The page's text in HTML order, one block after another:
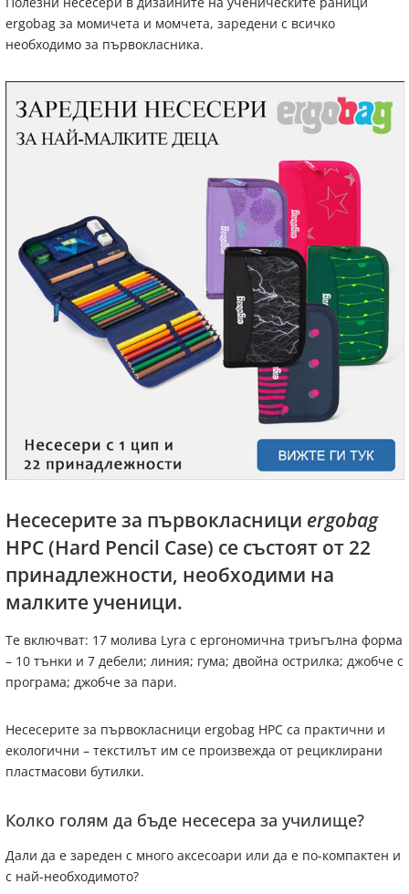
ergobag за момичета и момчета, заредени с всичко
необходимо за първокласника.
Несесерите за първокласници ergobag
HPC (Hard Pencil Case) се състоят от 22
принадлежности, необходими на
малките ученици.
Те включват: 17 молива Lyra с ергономична триъгълна форма
– 10 тънки и 7 дебели; линия; гума; двойна острилка; джобче с
програма; джобче за пари.
Несесерите за първокласници ergobag HPC са практични и
екологични – текстилът им се произвежда от рециклирани
пластмасови бутилки.
Колко голям да бъде несесера за училище?
Дали да е зареден с много аксесоари или да е по-компактен и
с най-необходимото?